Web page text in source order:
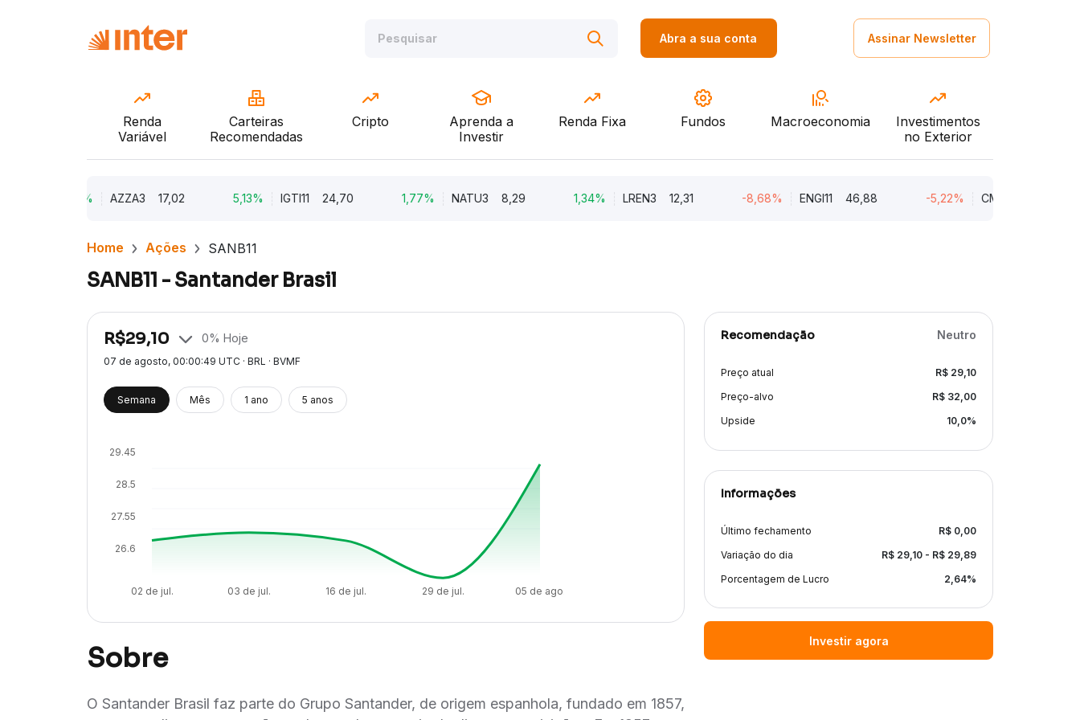
Abra a sua conta Assinar Newsletter
Renda
Variável
Carteiras
Recomendadas
Cripto
Aprenda a
Investir
Renda Fixa Fundos Macroeconomia
Investimentos
no Exterior
AZZA3 17,02 5,13% IGTI11 24,70 1,77% NATU3 8,29 1,34% LREN3 12,31 -8,68% ENGI11 46,88 -5,22% CMIN3
Home Ações SANB11
SANB11 - Santander Brasil
R$29,10 0% Hoje
07 de agosto, 00:00:49 UTC · BRL · BVMF
Semana Mês 1 ano 5 anos
02 de jul. 03 de jul. 16 de jul. 29 de jul. 05 de ago.
26.6
27.55
28.5
29.45
Sobre
O Santander Brasil faz parte do Grupo Santander, de origem espanhola, fundado em 1857,
Recomendação Neutro
Preço atual R$ 29,10
Preço-alvo
R$ 32,00
Upside
10,0%
Informações
Último fechamento R$ 0,00
Variação do dia
R$ 29,10- R$ 29,89
Porcentagem de Lucro
2,64%
Investir agora